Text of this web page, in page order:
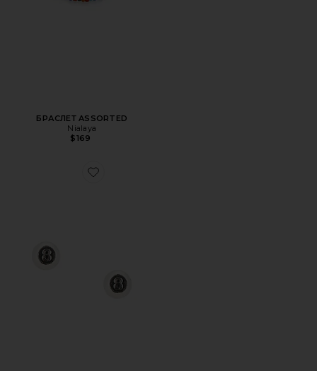
БРАСЛЕТ ASSORTED
Nialaya
$169
Favorite СЕРЬГИ 8